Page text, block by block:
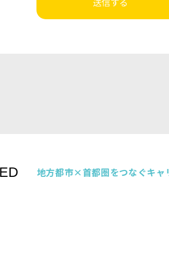
地方都市×首都圏をつなぐキャ